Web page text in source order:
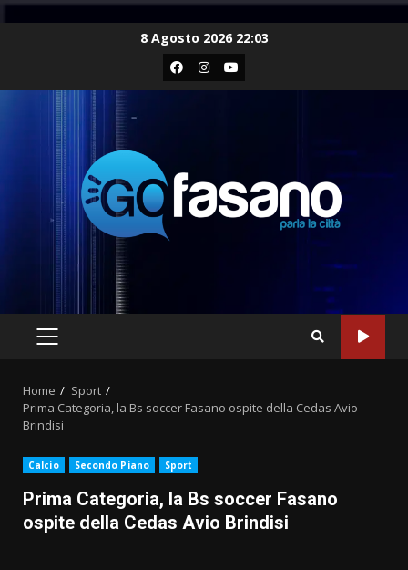
8 Agosto 2026 22:03
Facebook
Instagram
Youtube
PRIMARY
Home
Sport
Prima Categoria, la Bs soccer Fasano ospite della Cedas Avio
Brindisi
Calcio Secondo Piano Sport
Prima Categoria, la Bs soccer Fasano
ospite della Cedas Avio Brindisi